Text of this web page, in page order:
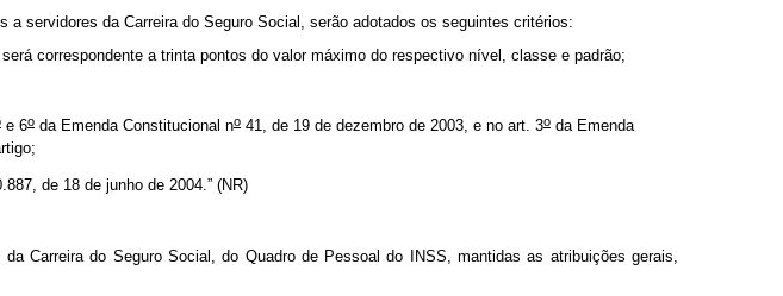
servidores da Carreira do Seguro Social, serão adotados os seguintes critérios:
correspondente a trinta pontos do valor máximo do respectivo nível, classe e padrão;
e 6o da Emenda Constitucional no 41, de 19 de dezembro de 2003, e no art. 3o da Emenda
de 18 de junho de 2004.” (NR)
Carreira do Seguro Social, do Quadro de Pessoal do INSS, mantidas as atribuições gerais,